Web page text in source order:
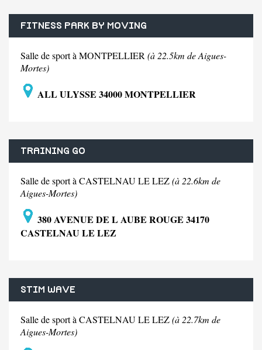
FITNESS PARK BY MOVING
Salle de sport à MONTPELLIER (à 22.5km de Aigues-
Mortes)
ALL ULYSSE 34000 MONTPELLIER
TRAINING GO
Salle de sport à CASTELNAU LE LEZ(à 22.6km de
Aigues-Mortes)
380 AVENUE DE L AUBE ROUGE 34170
CASTELNAU LE LEZ
STIM WAVE
Salle de sport à CASTELNAU LE LEZ(à 22.7km de
Aigues-Mortes)